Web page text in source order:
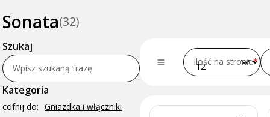
Sonata(32)
Szukaj
Wpisz szukaną frazę
Kategoria
cofnij do: Gniazdka i włączniki
Ilość na stronie